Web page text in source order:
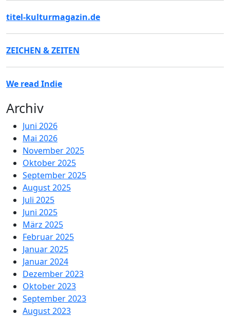
titel-kulturmagazin.de
ZEICHEN & ZEITEN
We read Indie
Archiv
Juni 2026
Mai 2026
November 2025
Oktober 2025
September 2025
August 2025
Juli 2025
Juni 2025
März 2025
Februar 2025
Januar 2025
Januar 2024
Dezember 2023
Oktober 2023
September 2023
August 2023